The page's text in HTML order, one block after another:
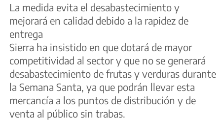
La medida evita el desabastecimiento y
mejorará en calidad debido a la rapidez de
entrega
Sierra ha insistido en que dotará de mayor
competitividad al sector y que no se generará
desabastecimiento de frutas y verduras durante
la Semana Santa, ya que podrán llevar esta
mercancía a los puntos de distribución y de
venta al público sin trabas.